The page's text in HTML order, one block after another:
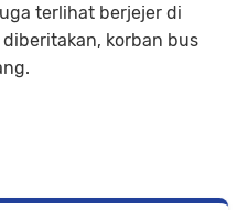
terlihat berjejer di
korban bus